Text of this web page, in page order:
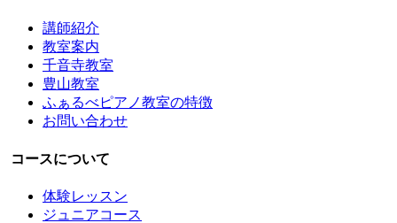
講師紹介
教室案内
千音寺教室
豊山教室
ふぁるべピアノ教室の特徴
お問い合わせ
コースについて
体験レッスン
ジュニアコース